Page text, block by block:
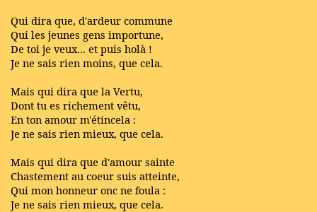
Qui dira que, d'ardeur commune
Qui les jeunes gens importune,
De toi je veux... et puis holà !
Je ne sais rien moins, que cela.
Mais qui dira que la Vertu,
Dont tu es richement vêtu,
En ton amour m'étincela :
Je ne sais rien mieux, que cela.
Mais qui dira que d'amour sainte
Chastement au coeur suis atteinte,
Qui mon honneur onc ne foula :
Je ne sais rien mieux, que cela.